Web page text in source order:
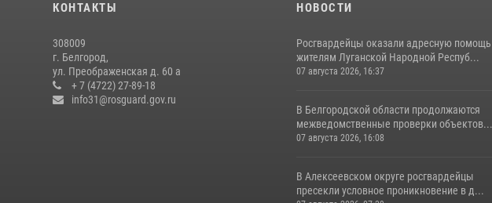
КОНТАКТЫ
308009
г. Белгород,
ул. Преображенская д. 60 а
+ 7 (4722) 27-89-18
info31@rosguard.gov.ru
НОВОСТИ
Росгвардейцы оказали адресную помощь
жителям Луганской Народной Респуб...
07 августа 2026, 16:37
В Белгородской области продолжаются
межведомственные проверки объектов...
07 августа 2026, 16:08
В Алексеевском округе росгвардейцы
пресекли условное проникновение в д...